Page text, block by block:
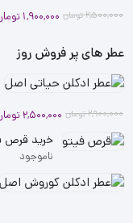
2,500,000تومان
قیمت
2,500,000 تومان
1,900,000
قیمت
1,900,000 تومان
عطر های پر فروش روز
2,900,000تومان
قیمت
اصلی
2,900,000 تومان
2,500,000
قیمت
فعلی
2,500,000 تومان
خرید قرص
ناموجود